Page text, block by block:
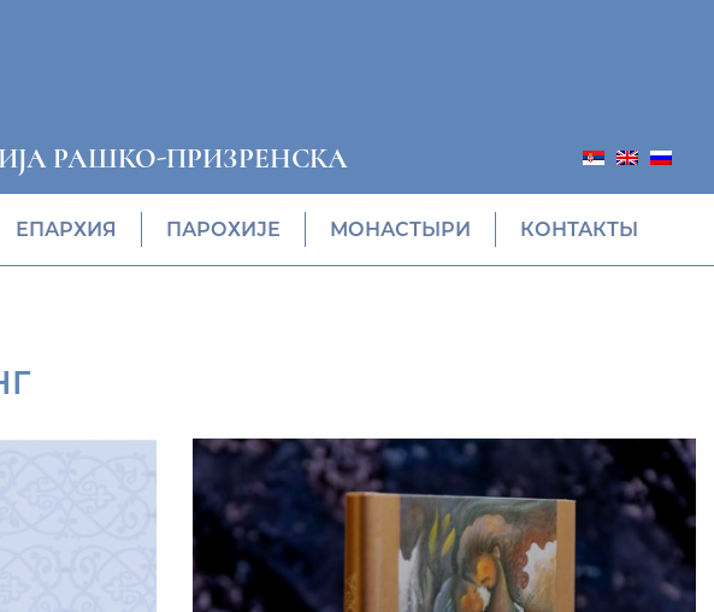
РАШКО-ПРИЗРЕНСКА
ЕПАРХИЯ ПАРОХИЈЕ МОНАСТЫРИ КОНТАКТЫ
ПОНУДА ЕПАРХИЈСКЕ
РАДИОНИЦЕ (ускоро)